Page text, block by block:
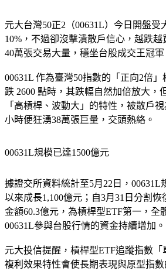
10%，不過卻沒擊潰散戶信心，越跌越
40萬張交易大量，穩坐台股成交王冠軍
跌 2600 點時，其跌幅自然加倍放大，
「高槓桿、波動大」的特性，被散戶視
小時便狂湧38萬張巨量，交頭熱絡。
以來成長1,100億元；自3月31日分割
金額60.3億元，為槓桿型ETF第一，全
00631L參與台股行情的資金持續增加。
複利效果特性會使長期表現與原型指數
所差異，僅適合可以持續留意行情變